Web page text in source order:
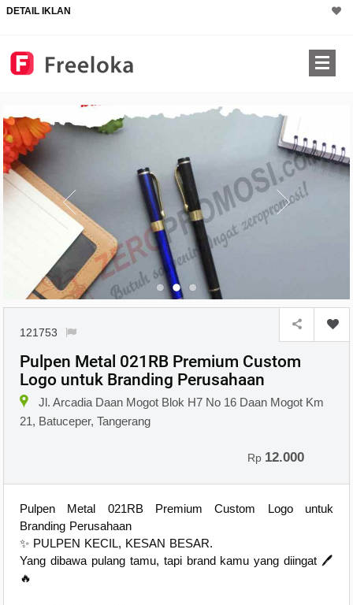
DETAIL IKLAN
121753
Pulpen Metal 021RB Premium Custom
Logo untuk Branding Perusahaan
Jl. Arcadia Daan Mogot Blok H7 No 16 Daan Mogot Km
21, Batuceper, Tangerang
Rp 12.000
Pulpen Metal 021RB Premium Custom Logo untuk
Branding Perusahaan
✨ PULPEN KECIL, KESAN BESAR.
Yang dibawa pulang tamu, tapi brand kamu yang diingat 🖊️
🔥